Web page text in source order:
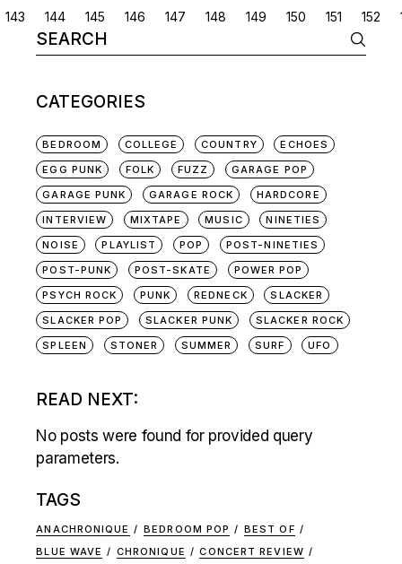
POSTS
NAVIGATION
143 144 145 146 147 148 149 150 151 152
Search
for:
CATEGORIES
BEDROOM COLLEGE COUNTRY
ECHOES
EGG PUNK
FOLK FUZZ
GARAGE POP
GARAGE PUNK
GARAGE ROCK
HARDCORE
INTERVIEW
MIXTAPE MUSIC
NINETIES
NOISE
PLAYLIST POP
POST-NINETIES
POST-PUNK
POST-SKATE
POWER POP
PSYCH ROCK
PUNK REDNECK
SLACKER
SLACKER POP
SLACKER PUNK
SLACKER ROCK
SPLEEN
STONER SUMMER SURF UFO
READ NEXT:
No posts were found for provided query
parameters.
TAGS
ANACHRONIQUE BEDROOM POP
BEST OF
BLUE WAVE
CHRONIQUE CONCERT REVIEW